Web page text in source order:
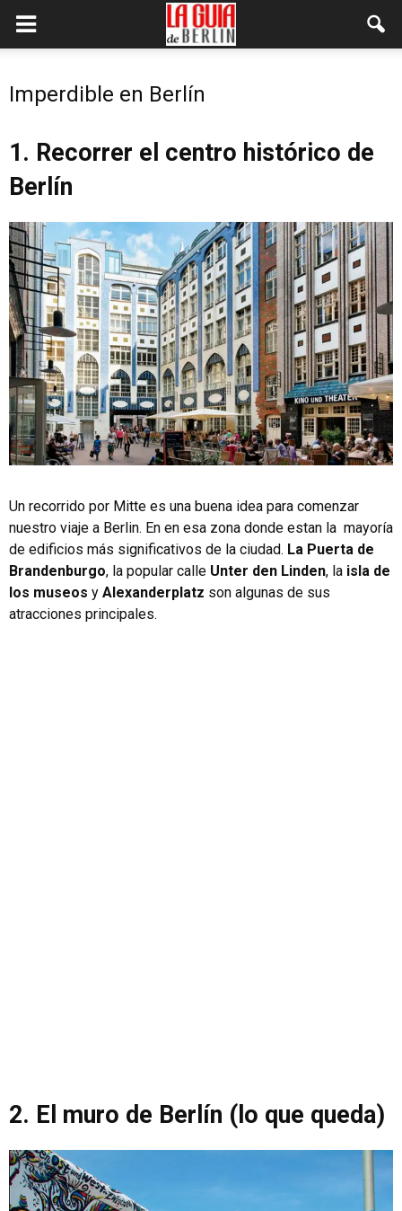
Imperdible en Berlín
1. Recorrer el centro histórico de
Berlín
Un recorrido por Mitte es una buena idea para comenzar
nuestro viaje a Berlin. En en esa zona donde estan la mayoría
de edificios más significativos de la ciudad. La Puerta de
Brandenburgo, la popular calle Unter den Linden, la isla de
los museos y Alexanderplatz son algunas de sus
atracciones principales.
2. El muro de Berlín (lo que queda)